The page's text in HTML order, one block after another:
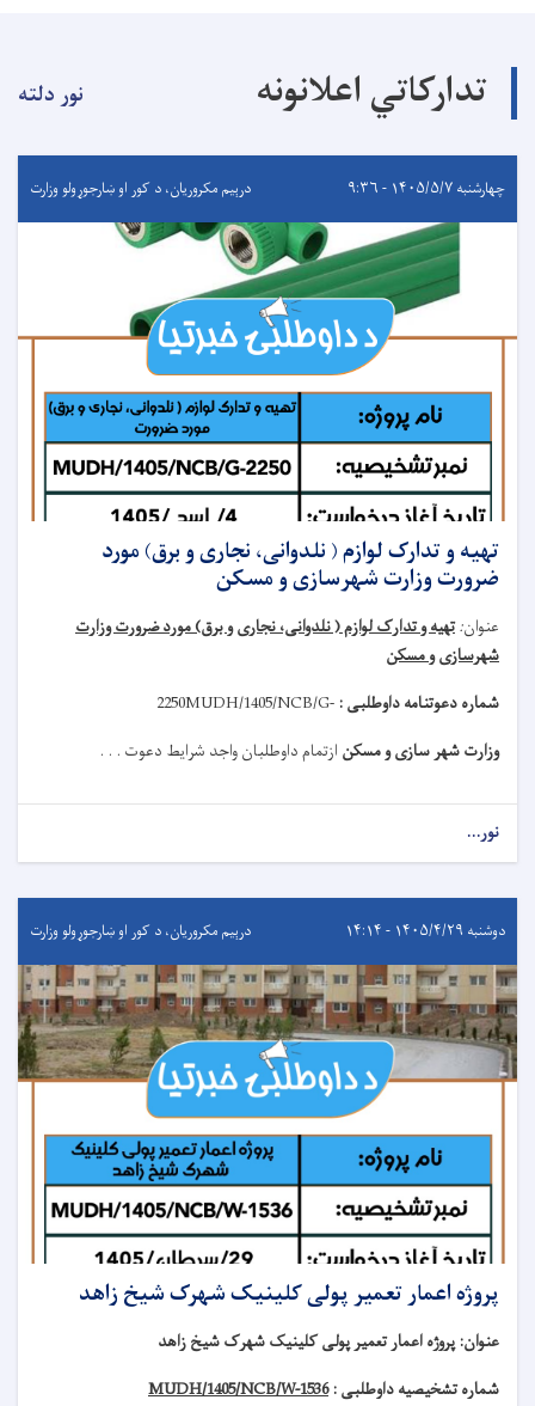
تدارکاتي اعلانونه نور دلته
چهارشنبه ۱۴۰۵/۵/۷ - ۹:۳۶ درېيم مکروریان، د کور او ښارجوړولو وزارت
تهیه و تدارک لوازم ( نلدوانی، نجاری و برق) مورد
ضرورت وزارت شهرسازی و مسکن
عنوان:تهیه و تدارک لوازم ( نلدوانی، نجاری و برق) مورد ضرورت وزارت
شهرسازی و مسکن
شماره دعوتنامه داوطلبی : MUDH/1405/NCB/G-
2250
وزارت شهر سازی و مسکن ازتمام داوطلبان واجد شرایط دعوت . . .
نور...
دوشنبه ۱۴۰۵/۴/۲۹ - ۱۴:۱۴ درېيم مکروریان، د کور او ښارجوړولو وزارت
پروژه اعمار تعمیر پولی کلینیک شهرک شیخ زاهد
عنوان: پروژه اعمار تعمیر پولی کلینیک شهرک شیخ زاهد
شماره تشخیصیه داوطلبی :MUDH/1405/NCB/W-1536